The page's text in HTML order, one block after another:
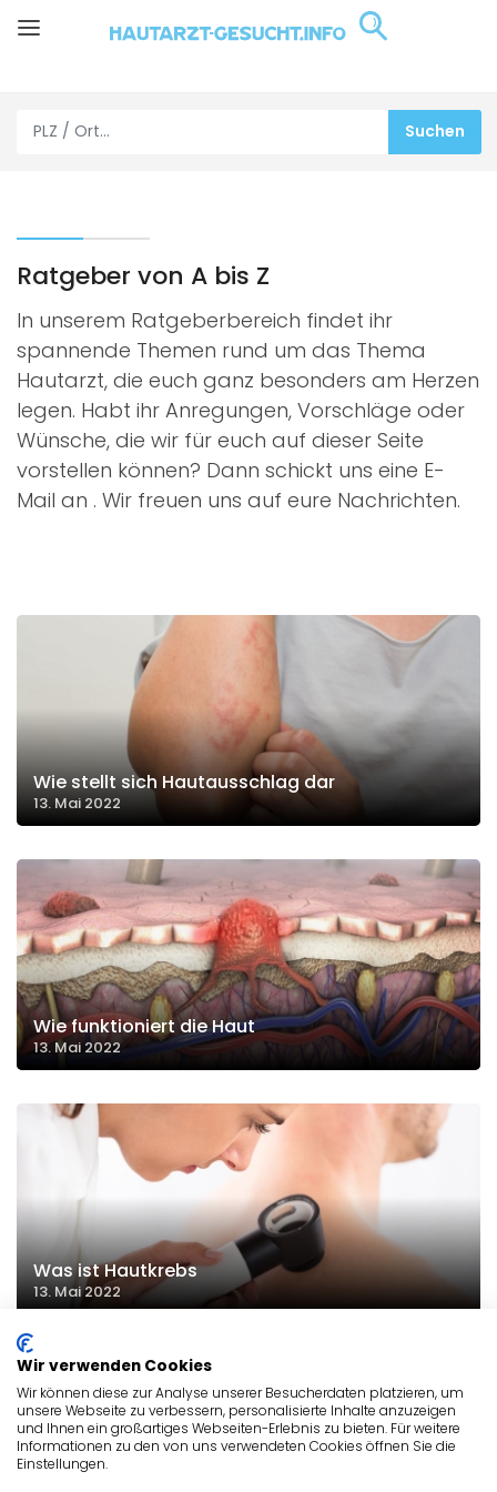
Ratgeber von A bis Z
In unserem Ratgeberbereich findet ihr
spannende Themen rund um das Thema
Hautarzt, die euch ganz besonders am Herzen
legen. Habt ihr Anregungen, Vorschläge oder
Wünsche, die wir für euch auf dieser Seite
vorstellen können? Dann schickt uns eine E-
Mail an . Wir freuen uns auf eure Nachrichten.
Wie stellt sich Hautausschlag dar
13. Mai 2022
Wie funktioniert die Haut
13. Mai 2022
Was ist Hautkrebs
13. Mai 2022
ALLGEMEIN
HAUTÄRZTE
Wir verwenden Cookies
Wir können diese zur Analyse unserer Besucherdaten platzieren, um
unsere Webseite zu verbessern, personalisierte Inhalte anzuzeigen
und Ihnen ein großartiges Webseiten-Erlebnis zu bieten. Für weitere
Informationen zu den von uns verwendeten Cookies öffnen Sie die
Einstellungen.